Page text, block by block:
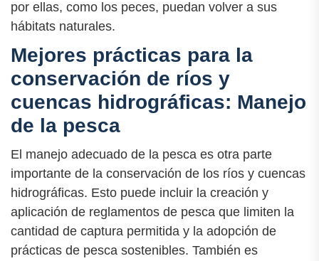
por ellas, como los peces, puedan volver a sus
hábitats naturales.
Mejores prácticas para la
conservación de ríos y
cuencas hidrográficas: Manejo
de la pesca
El manejo adecuado de la pesca es otra parte
importante de la conservación de los ríos y cuencas
hidrográficas. Esto puede incluir la creación y
aplicación de reglamentos de pesca que limiten la
cantidad de captura permitida y la adopción de
prácticas de pesca sostenibles. También es